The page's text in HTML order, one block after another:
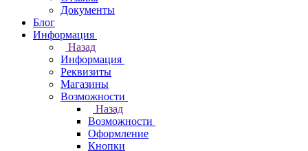
Документы
Блог
Информация
Назад
Информация
Реквизиты
Магазины
Возможности
Назад
Возможности
Оформление
Кнопки